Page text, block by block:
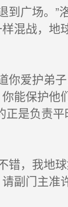
到广场。”
混战，地
你爱护弟
能保护他
正是负责
错，我地
副门主准